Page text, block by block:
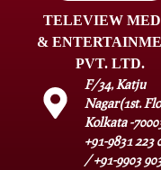
TELEVIEW
&
PVT. LTD.
F/34, Katju
Nagar(1st.
Kolkata -
+91-9831 223
/ +91-9903